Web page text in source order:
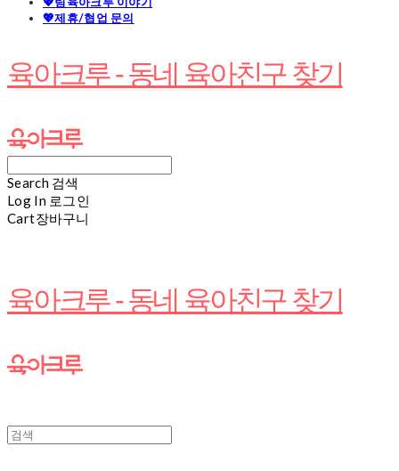
💖제휴/협업 문의
육아크루 - 동네 육아친구 찾기
Search 검색
Log In 로그인
Cart장바구니
육아크루 - 동네 육아친구 찾기